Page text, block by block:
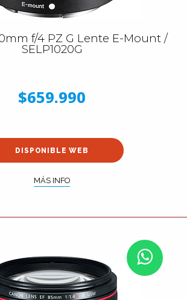
f/4 PZ G Lente E-Mount /
SELP1020G
$659.990
DISPONIBLE WEB
MÁS INFO